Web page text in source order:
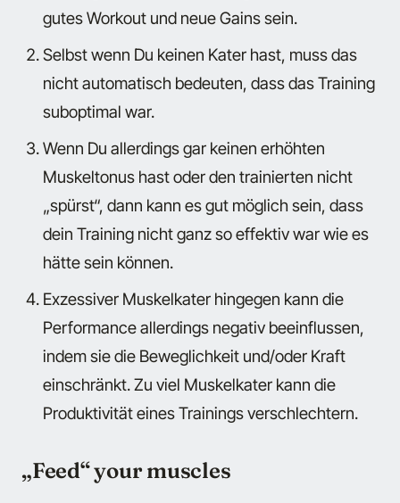
gutes Workout und neue Gains sein.
Selbst wenn Du keinen Kater hast, muss das
nicht automatisch bedeuten, dass das Training
suboptimal war.
Wenn Du allerdings gar keinen erhöhten
Muskeltonus hast oder den trainierten nicht
„spürst“, dann kann es gut möglich sein, dass
dein Training nicht ganz so effektiv war wie es
hätte sein können.
Exzessiver Muskelkater hingegen kann die
Performance allerdings negativ beeinflussen,
indem sie die Beweglichkeit und/oder Kraft
einschränkt. Zu viel Muskelkater kann die
Produktivität eines Trainings verschlechtern.
„Feed“ your muscles